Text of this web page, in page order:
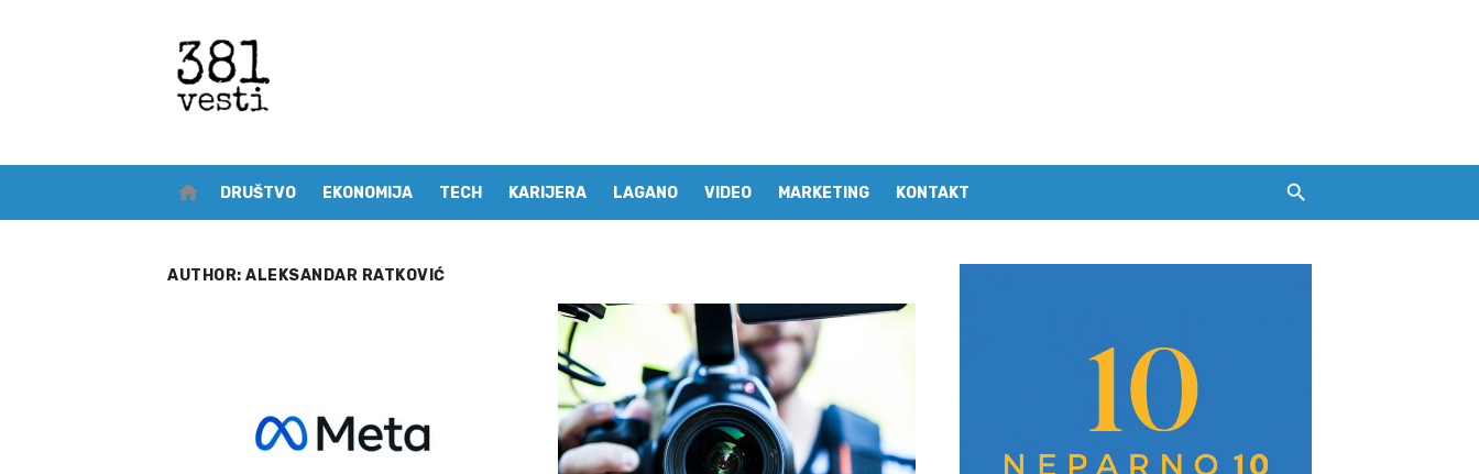
home DRUŠTVO EKONOMIJA TECH KARIJERA LAGANO VIDEO MARKETING KONTAKT
AUTHOR: ALEKSANDAR RATKOVIĆ